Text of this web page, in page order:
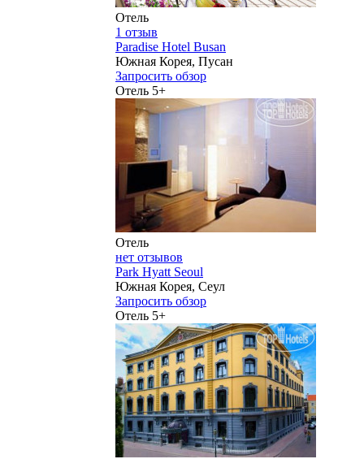
Отель
1 отзыв
Paradise Hotel Busan
Южная Корея, Пусан
Запросить обзор
Отель 5+
Отель
нет отзывов
Park Hyatt Seoul
Южная Корея, Сеул
Запросить обзор
Отель 5+